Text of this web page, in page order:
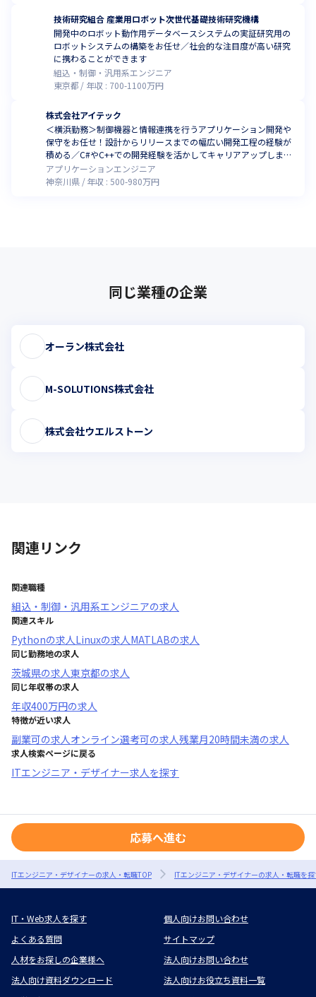
技術研究組合 産業用ロボット次世代基礎技術研究機構
開発中のロボット動作用データベースシステムの実証研究用の
ロボットシステムの構築をお任せ／社会的な注目度が高い研究
に携わることができます
組込・制御・汎用系エンジニア
東京都
年収 : 700-1100万円
株式会社アイテック
＜横浜勤務＞制御機器と情報連携を行うアプリケーション開発や
保守をお任せ！設計からリリースまでの幅広い開発工程の経験が
積める／C#やC++での開発経験を活かしてキャリアアップしませ
んか
アプリケーションエンジニア
神奈川県
年収 : 500-980万円
同じ業種の企業
オーラン株式会社
M-SOLUTIONS株式会社
株式会社ウエルストーン
関連リンク
関連職種
組込・制御・汎用系エンジニアの求人
関連スキル
Pythonの求人Linuxの求人MATLABの求人
同じ勤務地の求人
茨城県の求人東京都の求人
同じ年収帯の求人
年収400万円の求人
特徴が近い求人
副業可の求人オンライン選考可の求人残業月20時間未満の求人
求人検索ページに戻る
ITエンジニア・デザイナー求人を探す
応募へ進む
ITエンジニア・デザイナーの求人・転職TOP ITエンジニア・デザイナーの求人・転職を
IT・Web求人を探す
個人向けお問い合わせ
よくある質問
サイトマップ
人材をお探しの企業様へ
法人向けお問い合わせ
法人向け資料ダウンロード
法人向けお役立ち資料一覧